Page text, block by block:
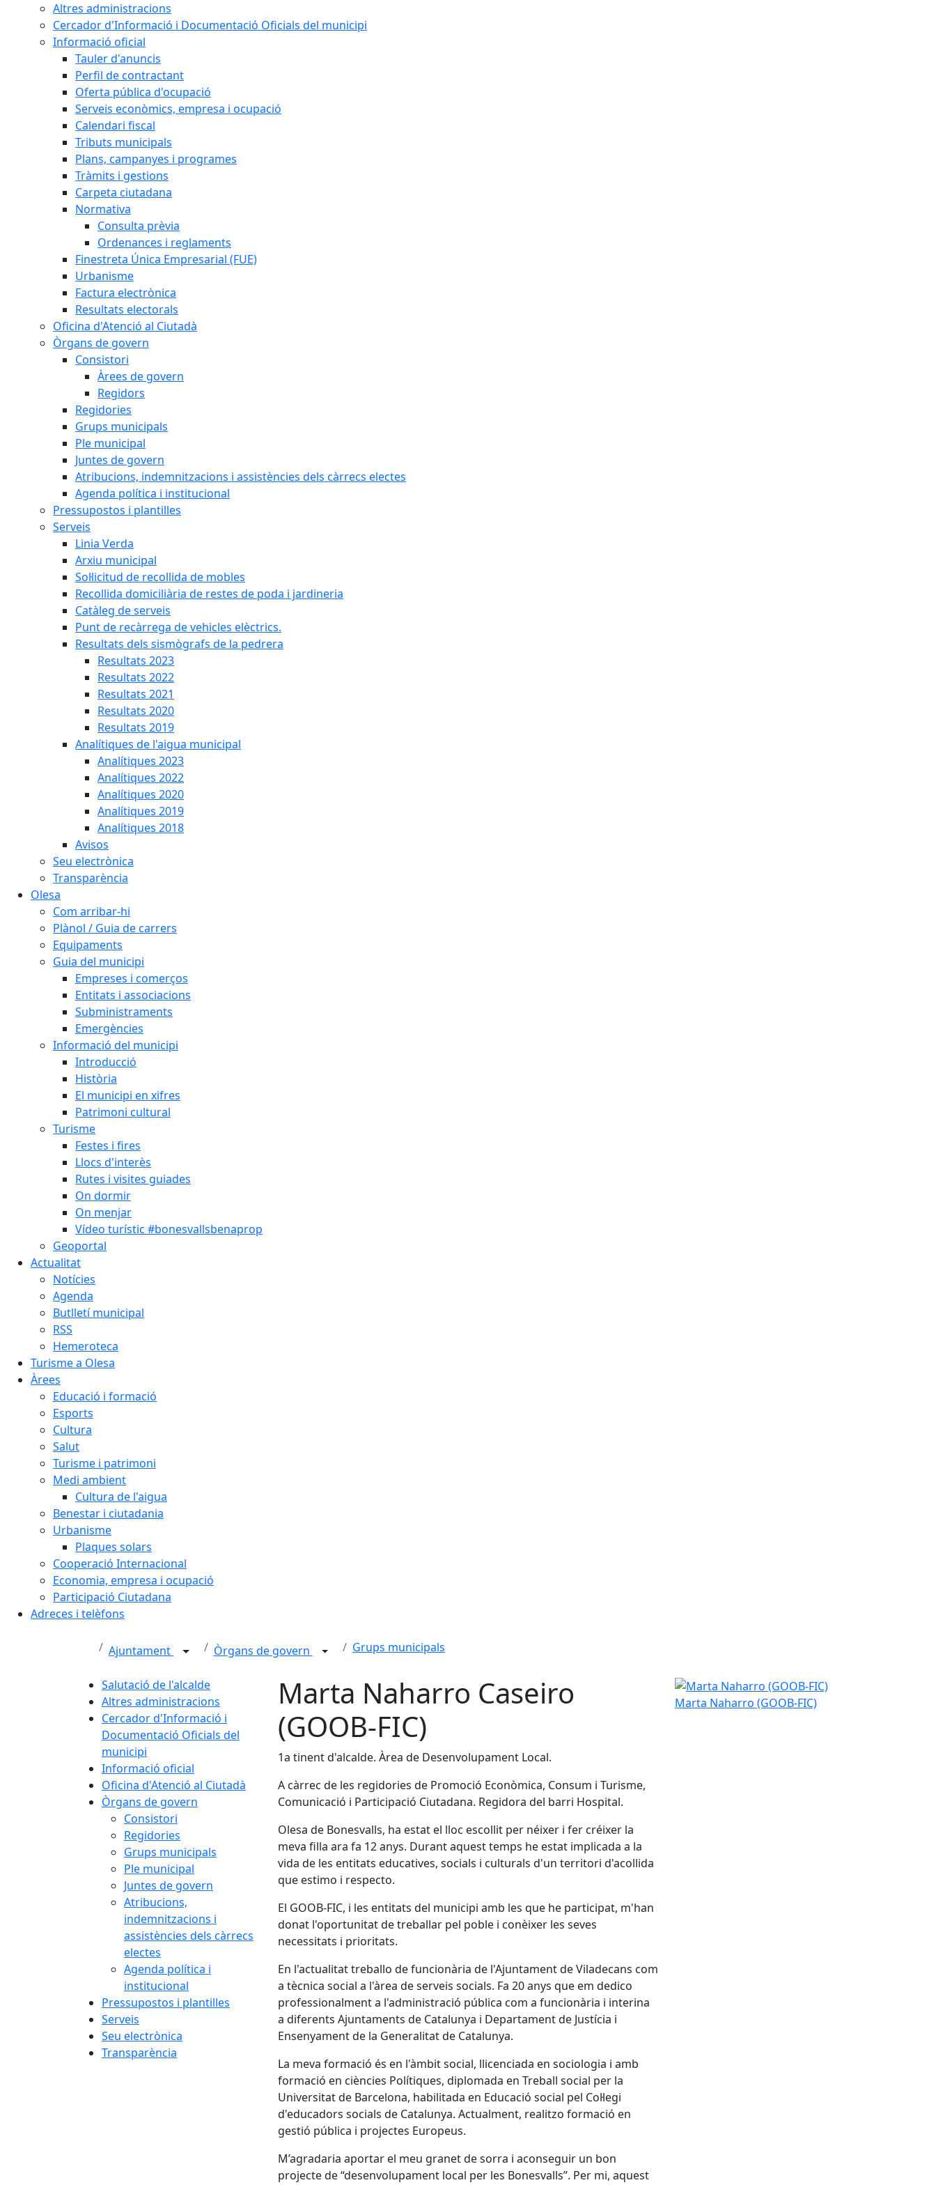
Altres administracions
Cercador d'Informació i Documentació Oficials del municipi
Informació oficial
Tauler d'anuncis
Perfil de contractant
Oferta pública d'ocupació
Serveis econòmics, empresa i ocupació
Calendari fiscal
Tributs municipals
Plans, campanyes i programes
Tràmits i gestions
Carpeta ciutadana
Normativa
Consulta prèvia
Ordenances i reglaments
Finestreta Única Empresarial (FUE)
Urbanisme
Factura electrònica
Resultats electorals
Oficina d'Atenció al Ciutadà
Òrgans de govern
Consistori
Àrees de govern
Regidors
Regidories
Grups municipals
Ple municipal
Juntes de govern
Atribucions, indemnitzacions i assistències dels càrrecs electes
Agenda política i institucional
Pressupostos i plantilles
Serveis
Linia Verda
Arxiu municipal
Sol·licitud de recollida de mobles
Recollida domiciliària de restes de poda i jardineria
Catàleg de serveis
Punt de recàrrega de vehicles elèctrics.
Resultats dels sismògrafs de la pedrera
Resultats 2023
Resultats 2022
Resultats 2021
Resultats 2020
Resultats 2019
Analítiques de l'aigua municipal
Analítiques 2023
Analítiques 2022
Analítiques 2020
Analítiques 2019
Analítiques 2018
Avisos
Seu electrònica
Transparència
Olesa
Com arribar-hi
Plànol / Guia de carrers
Equipaments
Guia del municipi
Empreses i comerços
Entitats i associacions
Subministraments
Emergències
Informació del municipi
Introducció
Història
El municipi en xifres
Patrimoni cultural
Turisme
Festes i fires
Llocs d'interès
Rutes i visites guiades
On dormir
On menjar
Vídeo turístic #bonesvallsbenaprop
Geoportal
Actualitat
Notícies
Agenda
Butlletí municipal
RSS
Hemeroteca
Turisme a Olesa
Àrees
Educació i formació
Esports
Cultura
Salut
Turisme i patrimoni
Medi ambient
Cultura de l'aigua
Benestar i ciutadania
Urbanisme
Plaques solars
Cooperació Internacional
Economia, empresa i ocupació
Participació Ciutadana
Adreces i telèfons
Ajuntament Òrgans de govern Grups municipals
Salutació de l'alcalde
Altres administracions
Cercador d'Informació i
Documentació Oficials del
municipi
Informació oficial
Oficina d'Atenció al Ciutadà
Òrgans de govern
Consistori
Regidories
Grups municipals
Ple municipal
Juntes de govern
Atribucions,
indemnitzacions i
assistències dels càrrecs
electes
Agenda política i
institucional
Pressupostos i plantilles
Serveis
Seu electrònica
Transparència
Marta Naharro Caseiro
(GOOB-FIC)
1a tinent d'alcalde. Àrea de Desenvolupament Local.
A càrrec de les regidories de Promoció Econòmica, Consum i Turisme,
Comunicació i Participació Ciutadana. Regidora del barri Hospital.
Olesa de Bonesvalls, ha estat el lloc escollit per néixer i fer créixer la
meva filla ara fa 12 anys. Durant aquest temps he estat implicada a la
vida de les entitats educatives, socials i culturals d'un territori d'acollida
que estimo i respecto.
El GOOB-FIC, i les entitats del municipi amb les que he participat, m'han
donat l'oportunitat de treballar pel poble i conèixer les seves
necessitats i prioritats.
En l'actualitat treballo de funcionària de l'Ajuntament de Viladecans com
a tècnica social a l'àrea de serveis socials. Fa 20 anys que em dedico
professionalment a l'administració pública com a funcionària i interina
a diferents Ajuntaments de Catalunya i Departament de Justícia i
Ensenyament de la Generalitat de Catalunya.
La meva formació és en l'àmbit social, llicenciada en sociologia i amb
formació en ciències Polítiques, diplomada en Treball social per la
Universitat de Barcelona, habilitada en Educació social pel Col·legi
d'educadors socials de Catalunya. Actualment, realitzo formació en
gestió pública i projectes Europeus.
M’agradaria aportar el meu granet de sorra i aconseguir un bon
projecte de “desenvolupament local per les Bonesvalls”. Per mi, aquest
Marta Naharro (GOOB-FIC)
Marta Naharro (GOOB-FIC)